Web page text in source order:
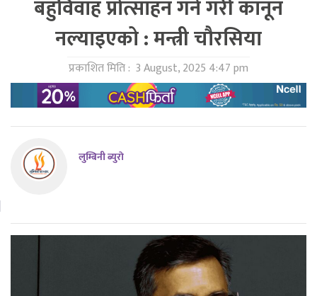
बहुविवाह प्रोत्साहन गर्ने गरी कानून
नल्याइएको : मन्त्री चौरसिया
प्रकाशित मिति : 3 August, 2025 4:47 pm
लुम्बिनी ब्युराे